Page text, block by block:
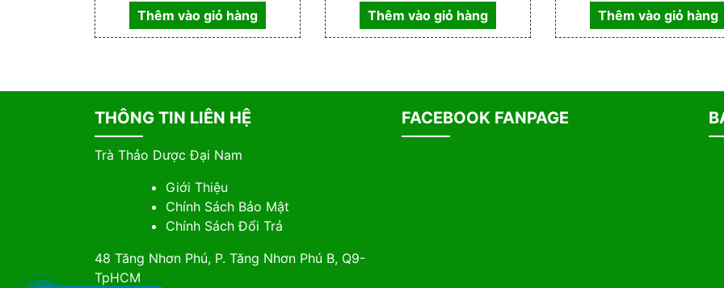
Thêm vào giỏ hàng Thêm vào giỏ hàng Thêm vào giỏ hàng
THÔNG TIN LIÊN HỆ
Trà Thảo Dược Đại Nam
Giới Thiệu
Chính Sách Bảo Mật
Chính Sách Đổi Trả
48 Tăng Nhơn Phú, P. Tăng Nhơn Phú B, Q9-
TpHCM
FACEBOOK FANPAGE